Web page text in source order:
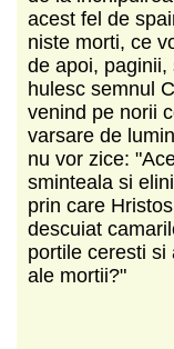
acest fel de
niste morti, ce
de apoi,
hulesc semnul
venind pe norii
varsare de
nu vor zice:
sminteala si
prin care
descuiat
portile ceresti si
ale mortii?"